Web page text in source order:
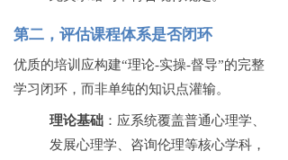
第二，评估课程体系是否闭环
优质的培训应构建“理论-实操-督导”的完整
学习闭环，而非单纯的知识点灌输。
理论基础 ：应系统覆盖普通心理学、
发展心理学、咨询伦理等核心学科，